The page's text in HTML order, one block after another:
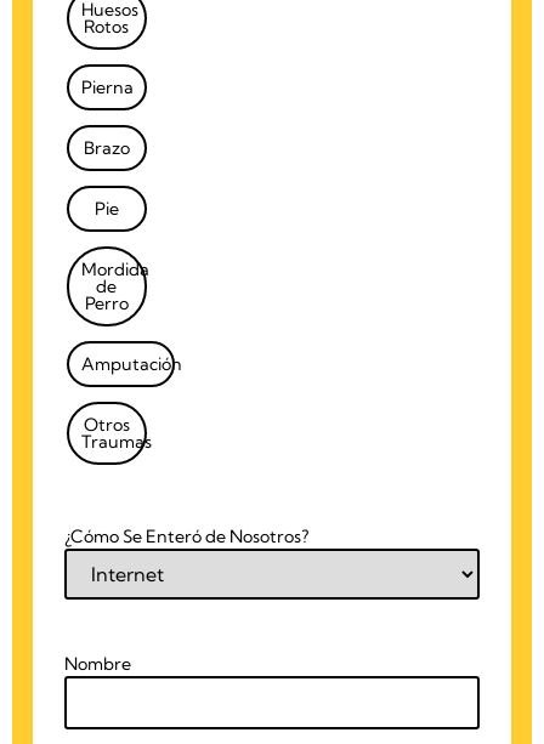
Huesos
Rotos
Pierna
Brazo
Pie
Mordida
de
Perro
Amputación
Otros
Traumas
¿Cómo Se Enteró de Nosotros?
Nombre